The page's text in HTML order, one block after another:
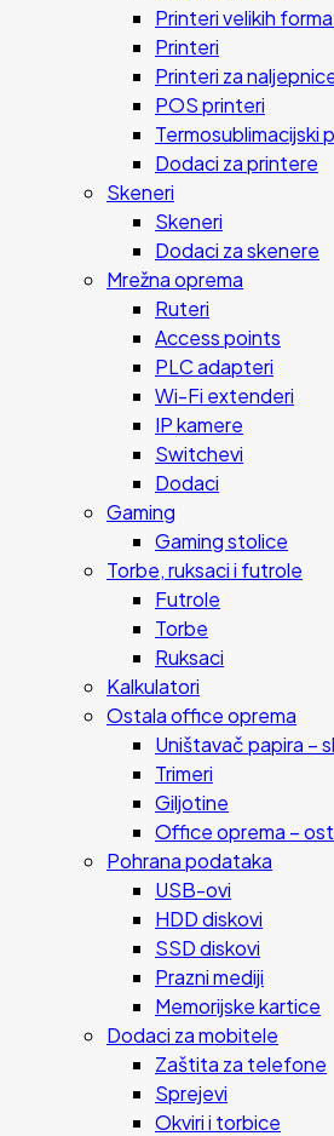
Printeri velikih
Printeri
Printeri za
POS printeri
Termosublimacijski
Dodaci za printere
Skeneri
Skeneri
Dodaci za skenere
Mrežna oprema
Ruteri
Access points
PLC adapteri
Wi-Fi extenderi
IP kamere
Switchevi
Dodaci
Gaming
Gaming stolice
Torbe, ruksaci i futrole
Futrole
Torbe
Ruksaci
Kalkulatori
Ostala office oprema
Uništavač papira –
Trimeri
Giljotine
Office oprema –
Pohrana podataka
USB-ovi
HDD diskovi
SSD diskovi
Prazni mediji
Memorijske kartice
Dodaci za mobitele
Zaštita za telefone
Sprejevi
Okviri i torbice